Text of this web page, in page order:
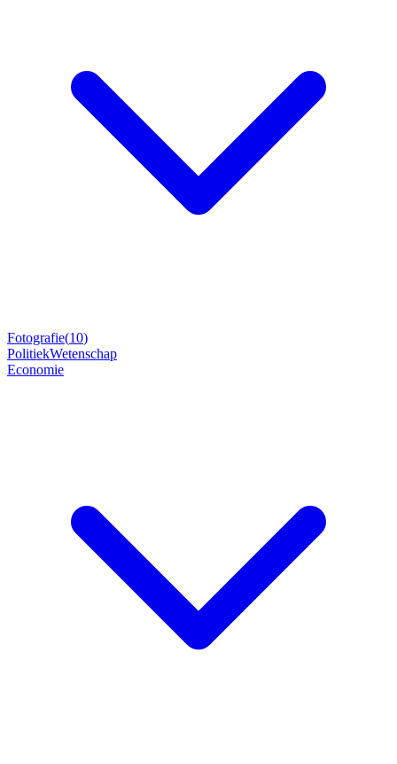
Fotografie(10)
PolitiekWetenschap
Economie